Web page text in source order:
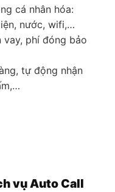
cá nhân hóa:
nước, wifi,…
vay, phí đóng bảo
tự động nhận
vụ Auto Call